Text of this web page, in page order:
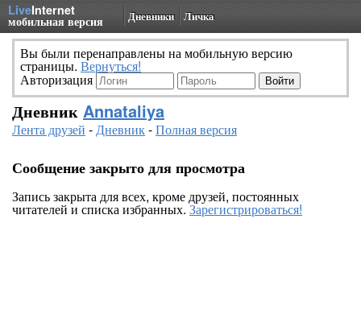
LiveInternet
мобильная версия Дневники Личка
Вы были перенаправлены на мобильную версию
страницы. Вернуться!
Авторизация
Дневник Annataliya
Лента друзей -Дневник-Полная версия
Сообщение закрыто для просмотра
Запись закрыта для всех, кроме друзей, постоянных
читателей и списка избранных.Зарегистрироваться!